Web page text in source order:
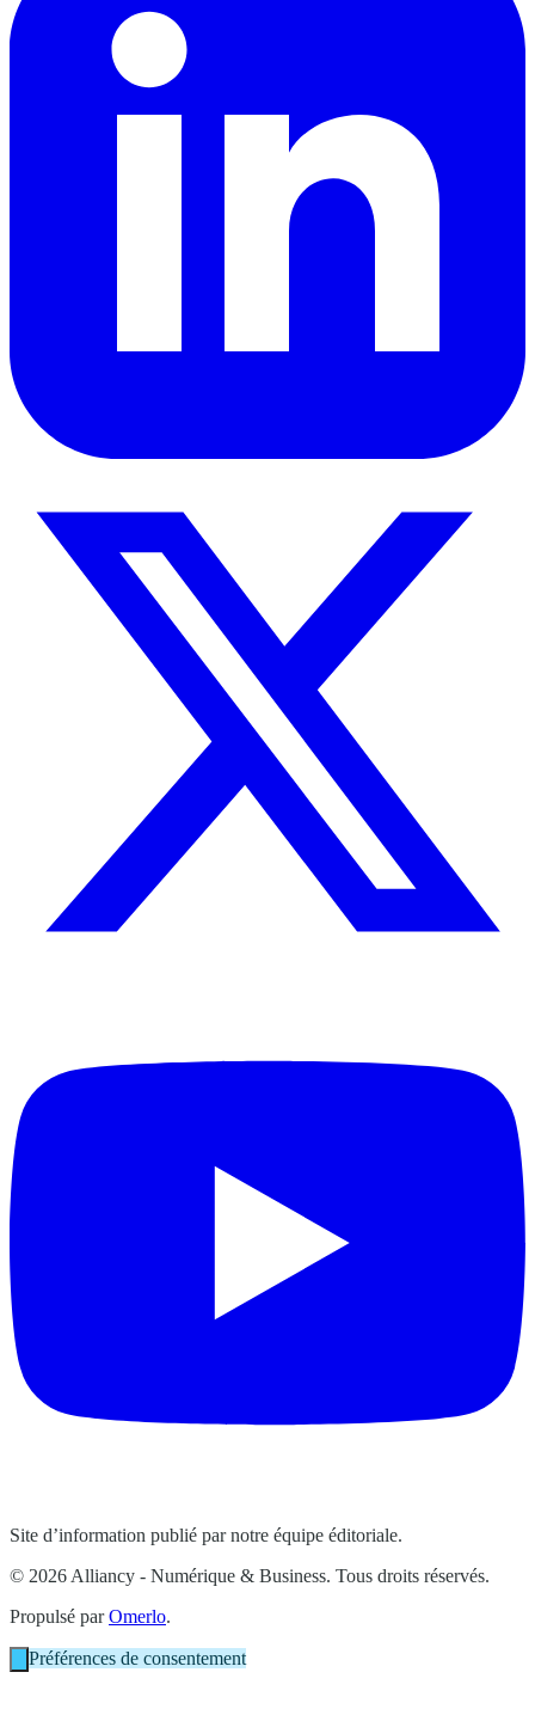
Site d’information publié par notre équipe éditoriale.
© 2026 Alliancy - Numérique & Business. Tous droits réservés.
Propulsé parOmerlo.
Préférences de consentement